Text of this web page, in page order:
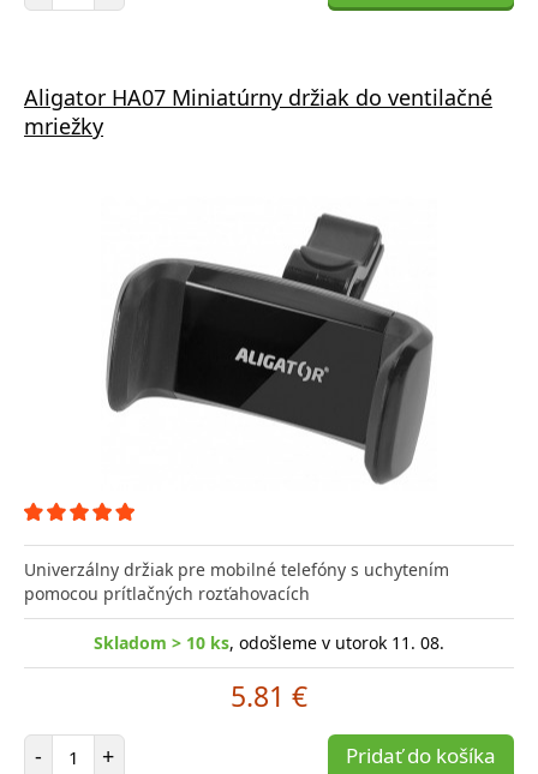
Aligator HA07 Miniatúrny držiak do ventilačné
mriežky
Univerzálny držiak pre mobilné telefóny s uchytením
pomocou prítlačných rozťahovacích
Skladom > 10 ks, odošleme v utorok 11. 08.
5.81 €
- Počet položiek
+ Pridať do košíka